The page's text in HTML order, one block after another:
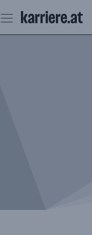
Seiteninhalt
springen